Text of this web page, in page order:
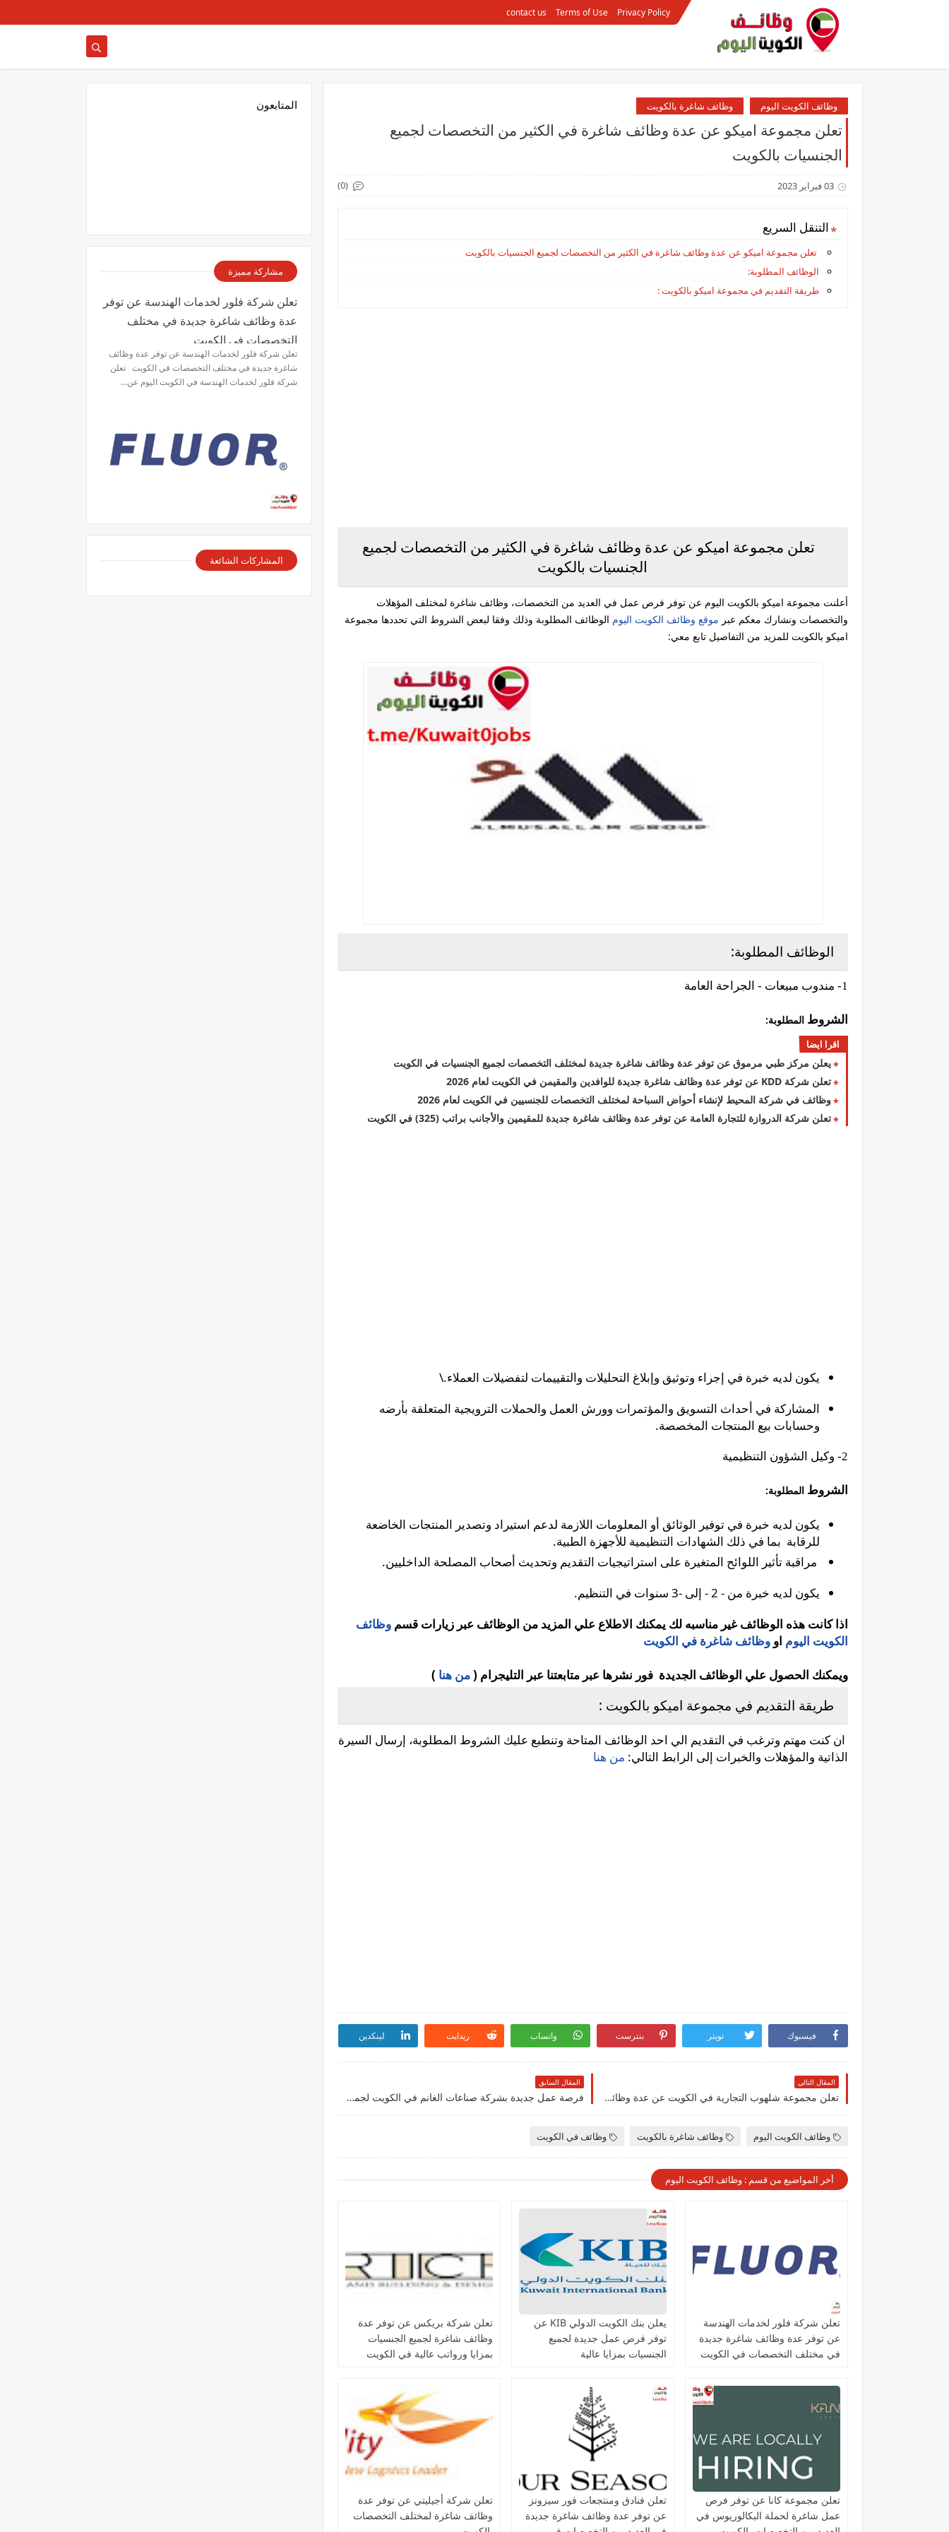
Privacy Policy
Terms of Use
contact us
وظائف الكويت اليوم وظائف شاغرة بالكويت
تعلن مجموعة اميكو عن عدة وظائف شاغرة في الكثير من التخصصات لجميع
الجنسيات بالكويت
03 فبراير 2023 (0)
التنقل السريع
تعلن مجموعة اميكو عن عدة وظائف شاغرة في الكثير من التخصصات لجميع الجنسيات بالكويت
الوظائف المطلوبة:
طريقة التقديم في مجموعة اميكو بالكويت :
تعلن مجموعة اميكو عن عدة وظائف شاغرة في الكثير من التخصصات لجميع
الجنسيات بالكويت
أعلنت مجموعة اميكو بالكويت اليوم عن توفر فرص عمل في العديد من التخصصات، وظائف شاغرة لمختلف المؤهلات
والتخصصات ونشارك معكم عبر موقع وظائف الكويت اليوم الوظائف المطلوبة وذلك وفقا لبعض الشروط التي تحددها مجموعة
اميكو بالكويت للمزيد من التفاصيل تابع معي:
الوظائف المطلوبة:
1- مندوب مبيعات - الجراحة العامة
الشروط المطلوبة:
اقرا ايضا
يعلن مركز طبي مرموق عن توفر عدة وظائف شاغرة جديدة لمختلف التخصصات لجميع الجنسيات في الكويت
تعلن شركة ‏KDD‏ عن توفر عدة وظائف شاغرة جديدة للوافدين والمقيمن في الكويت لعام 2026
وظائف في شركة المحيط لإنشاء أحواض السباحة لمختلف التخصصات للجنسيين في الكويت لعام 2026
تعلن شركة الدروازة للتجارة العامة عن توفر عدة وظائف شاغرة جديدة للمقيمين والأجانب براتب (325) في الكويت
يكون لديه خبرة في إجراء وتوثيق وإبلاغ التحليلات والتقييمات لتفضيلات العملاء.\
المشاركة في أحداث التسويق والمؤتمرات وورش العمل والحملات الترويجية المتعلقة بأرضه
وحسابات بيع المنتجات المخصصة.
2- وكيل الشؤون التنظيمية
الشروط المطلوبة:
يكون لديه خبرة في توفير الوثائق أو المعلومات اللازمة لدعم استيراد وتصدير المنتجات الخاضعة
للرقابة بما في ذلك الشهادات التنظيمية للأجهزة الطبية.
مراقبة تأثير اللوائح المتغيرة على استراتيجيات التقديم وتحديث أصحاب المصلحة الداخليين.
يكون لديه خبرة من - 2 - إلى -3 سنوات في التنظيم.
اذا كانت هذه الوظائف غير مناسبه لك يمكنك الاطلاع علي المزيد من الوظائف عبر زيارات قسم وظائف
الكويت اليوم او وظائف شاغرة في الكويت
ويمكنك الحصول علي الوظائف الجديدة فور نشرها عبر متابعتنا عبر التليجرام (من هنا )
طريقة التقديم في مجموعة اميكو بالكويت :
ان كنت مهتم وترغب في التقديم الي احد الوظائف المتاحة وتنطبع عليك الشروط المطلوبة، إرسال السيرة
الذاتية والمؤهلات والخبرات إلى الرابط التالي: من هنا
فيسبوك تويتر بنترست واتساب ريدايت لينكدين
المقال التالي
تعلن مجموعة شلهوب التجارية في الكويت عن عدة وظائف شاغرة جديدة لجميع الجنسيات
المقال السابق
فرصة عمل جديدة بشركة صناعات الغانم في الكويت لجميع الجنسيات 2023
وظائف الكويت اليوم وظائف شاغرة بالكويت وظائف في الكويت
أخر المواضيع من قسم : وظائف الكويت اليوم
تعلن شركة فلور لخدمات الهندسة
عن توفر عدة وظائف شاغرة جديدة
في مختلف التخصصات في الكويت
يعلن بنك الكويت الدولي KIB عن
توفر فرص عمل جديدة لجميع
الجنسيات بمزايا عالية
تعلن شركة بريكس عن توفر عدة
وظائف شاغرة لجميع الجنسيات
بمزايا ورواتب عالية في الكويت
تعلن مجموعة كانا عن توفر فرص
عمل شاغرة لحملة البكالوريوس في
تعلن فنادق ومنتجعات فور سيزونز‏
عن توفر عدة وظائف شاغرة جديدة
تعلن شركة أجيليتي عن توفر عدة
وظائف شاغرة لمختلف التخصصات
المتابعون
مشاركة مميزة
تعلن شركة فلور لخدمات الهندسة عن توفر
عدة وظائف شاغرة جديدة في مختلف
التخصصات في الكويت
تعلن شركة فلور لخدمات الهندسة عن توفر عدة وظائف
شاغرة جديدة في مختلف التخصصات في الكويت تعلن
شركة فلور لخدمات الهندسة في الكويت اليوم عن…
المشاركات الشائعة